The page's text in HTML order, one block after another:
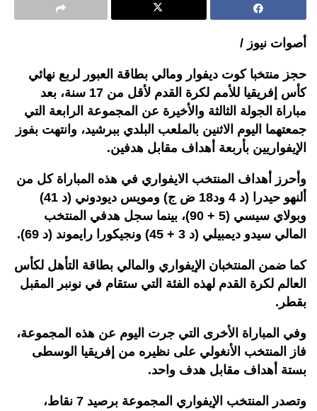
أصوات نيوز /
حجز منتخبا كوت ديفوار ومالي بطاقة العبور لربع نهائي
كأس إفريقيا للأمم لكرة القدم لأقل من 17 سنة، بعد
مباراة الجولة الثالثة والأخيرة عن المجموعة الرابعة التي
جمعتهما اليوم الاثنين بالملعب البلدي ببرشيد، وانتهت بفوز
الإيفواريين بأربعة أهداف مقابل هدفين.
وأحرز أهداف المنتخب الايفواري في هذه المباراة كل من
ألنهو حيدرا (د 4 ود18 ض ج) ومويس ديودوني (د 41)
وبولاي سيسي (5 + 90)، بينما سجل هدفي المنتخب
المالي سيدو ديمبيلي (د 3 + 45) ونجيكورا رايموند (د 69).
كما ضمن المنتخبان الإيفواري والمالي بطاقة التأهل لكأس
العالم لكرة القدم لهذه الفئة التي ستقام في نونبر المقبل
بقطر.
وفي المباراة الأخرى التي جرت اليوم عن هذه المجموعة،
فاز المنتخب الأنغولي على نظيره من إفريقيا الوسطى
بستة أهداف مقابل هدف واحد.
وتصدر المنتخب الإيفواري المجموعة برصيد 7 نقاط،